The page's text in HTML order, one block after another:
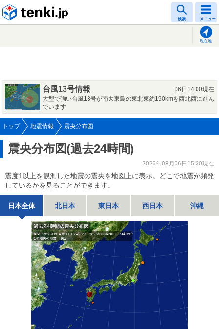
検索 メニュー
現在地
台風13号情報
06日14:00現在
大型で強い台風13号が南大東島の東北東約190kmを西北西に進ん
でいます
トップ 地震情報 震央分布図
震央分布図(過去24時間)
2026年08月06日15:30現在
震度1以上を観測した地震の震央を地図上に表示。どこで地震が頻発
しているかを見ることができます。
日本全体 北日本 東日本 西日本 沖縄